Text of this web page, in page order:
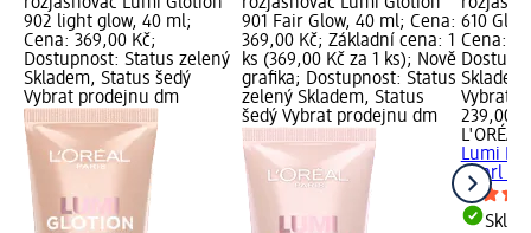
902 light glow, 40 ml;
Cena: 369,00 Kč;
Dostupnost: Status zelený
Skladem, Status šedý
Vybrat prodejnu dm
901 Fair Glow, 40 ml; Cena:
369,00 Kč; Základní cena: 1
ks (369,00 Kč za 1 ks); Nově
grafika; Dostupnost: Status
zelený Skladem, Status
šedý Vybrat prodejnu dm
610
Cena:
Vybrat
239,00
L'ORÉAL
Lumi Le
Pearl